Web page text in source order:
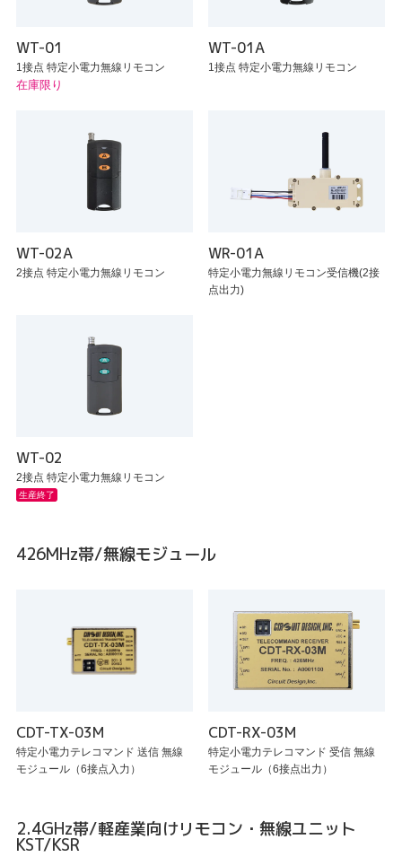
WT-01
1接点 特定小電力無線リモコン
在庫限り
WT-01A
1接点 特定小電力無線リモコン
WT-02A
2接点 特定小電力無線リモコン
WR-01A
特定小電力無線リモコン受信機(2接
点出力)
WT-02
2接点 特定小電力無線リモコン
生産終了
426MHz帯/無線モジュール
CDT-TX-03M
特定小電力テレコマンド 送信 無線
モジュール（6接点入力）
CDT-RX-03M
特定小電力テレコマンド 受信 無線
モジュール（6接点出力）
2.4GHz帯/軽産業向けリモコン・無線ユニット
KST/KSR